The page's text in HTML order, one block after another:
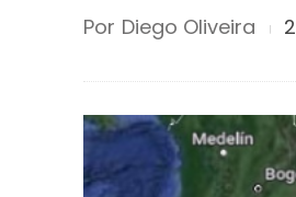
Por Diego Oliveira